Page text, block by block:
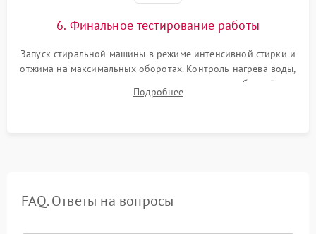
6. Финальное тестирование работы
Запуск стиральной машины в режиме интенсивной стирки и
отжима на максимальных оборотах. Контроль нагрева воды,
корректности слива, отсутствия излишних вибраций,
посторонних стуков и протечек под корпусом.
Подробнее
FAQ. Ответы на вопросы